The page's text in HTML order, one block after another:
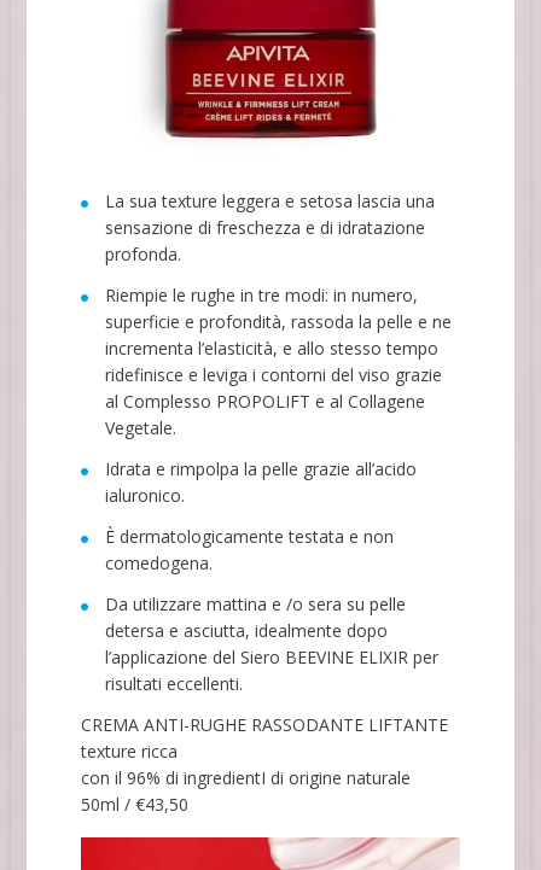
La sua texture leggera e setosa lascia una
sensazione di freschezza e di idratazione
profonda.
Riempie le rughe in tre modi: in numero,
superficie e profondità, rassoda la pelle e ne
incrementa l’elasticità, e allo stesso tempo
ridefinisce e leviga i contorni del viso grazie
al Complesso PROPOLIFT e al Collagene
Vegetale.
Idrata e rimpolpa la pelle grazie all’acido
ialuronico.
È dermatologicamente testata e non
comedogena.
Da utilizzare mattina e /o sera su pelle
detersa e asciutta, idealmente dopo
l’applicazione del Siero BEEVINE ELIXIR per
risultati eccellenti.
CREMA ANTI-RUGHE RASSODANTE LIFTANTE
texture ricca
con il 96% di ingredientI di origine naturale
50ml / €43,50